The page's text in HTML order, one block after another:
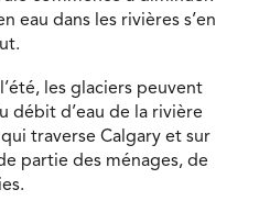
eau dans les rivières s’en
les glaciers peuvent
débit d’eau de la rivière
traverse Calgary et sur
partie des ménages, de